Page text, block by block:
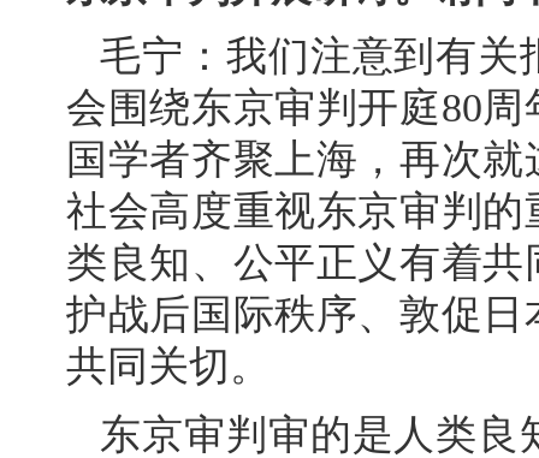
毛宁：我们注意到有关
会围绕东京审判开庭80
国学者齐聚上海，再次
社会高度重视东京审判
类良知、公平正义有着
护战后国际秩序、敦促
共同关切。
东京审判审的是人类